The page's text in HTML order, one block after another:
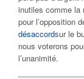
inutiles comme la
pour l’opposition
désaccordsur le
nous voterons
l’unanimité.